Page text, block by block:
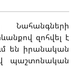
Նահանգների
զոհվել է
են իրանական
պաշտոնական